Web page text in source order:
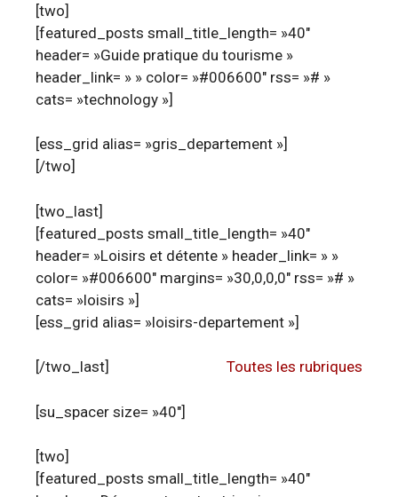
[two]
[featured_posts small_title_length= »40″
header= »Guide pratique du tourisme »
header_link= » » color= »#006600″ rss= »# »
cats= »technology »]
[ess_grid alias= »gris_departement »]
[/two]
[two_last]
[featured_posts small_title_length= »40″
header= »Loisirs et détente » header_link= » »
color= »#006600″ margins= »30,0,0,0″ rss= »# »
cats= »loisirs »]
[ess_grid alias= »loisirs-departement »]
Toutes les rubriques
[/two_last]
[su_spacer size= »40″]
[two]
[featured_posts small_title_length= »40″